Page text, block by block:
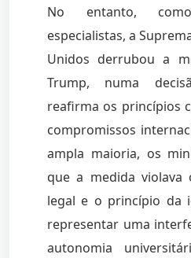
No entanto,
especialistas, a
Unidos derrubou a
Trump, numa
reafirma os princípios
compromissos
ampla maioria, os
que a medida violava
legal e o princípio da
representar uma
autonomia